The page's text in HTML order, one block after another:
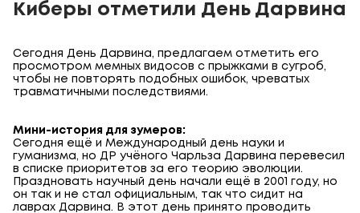
Киберы отметили День Дарвина
Сегодня День Дарвина, предлагаем отметить его
просмотром мемных видосов с прыжками в сугроб,
чтобы не повторять подобных ошибок, чреватых
травматичными последствиями.
Мини-история для зумеров:
Сегодня ещё и Международный день науки и
гуманизма, но ДР учёного Чарльза Дарвина перевесил
в списке приоритетов за его теорию эволюции.
Праздновать научный день начали ещё в 2001 году, но
он так и не стал официальным, так что сидит на
лаврах Дарвина. В этот день принято проводить